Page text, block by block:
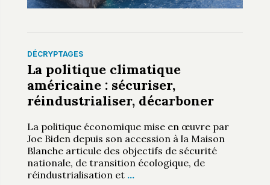
DÉCRYPTAGES
La politique climatique
américaine : sécuriser,
réindustrialiser, décarboner
La politique économique mise en œuvre par
Joe Biden depuis son accession à la Maison
Blanche articule des objectifs de sécurité
nationale, de transition écologique, de
réindustrialisation et …